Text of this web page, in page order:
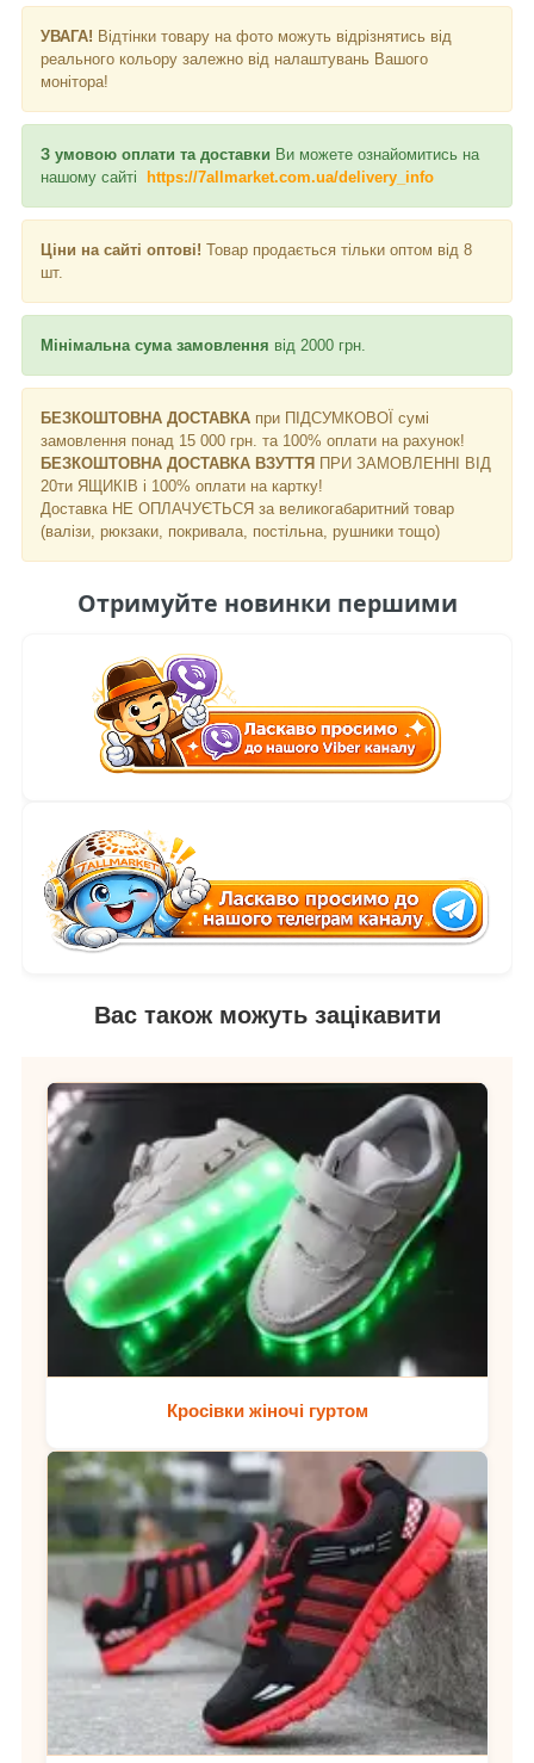
УВАГА! Відтінки товару на фото можуть відрізнятись від
реального кольору залежно від налаштувань Вашого
монітора!
З умовою оплати та доставки Ви можете ознайомитись на
нашому сайті
https://7allmarket.com.ua/delivery_info
Ціни на сайті оптові! Товар продається тільки оптом від 8
шт.
Мінімальна сума замовлення від 2000 грн.
БЕЗКОШТОВНА ДОСТАВКА при ПІДСУМКОВОЇ сумі
замовлення понад 15 000 грн. та 100% оплати на рахунок!
БЕЗКОШТОВНА ДОСТАВКА ВЗУТТЯ ПРИ ЗАМОВЛЕННІ ВІД
20ти ЯЩИКІВ і 100% оплати на картку!
Доставка НЕ ​​ОПЛАЧУЄТЬСЯ за великогабаритний товар
(валізи, рюкзаки, покривала, постільна, рушники тощо)
Отримуйте новинки першими
Вас також можуть зацікавити
Кросівки жіночі гуртом